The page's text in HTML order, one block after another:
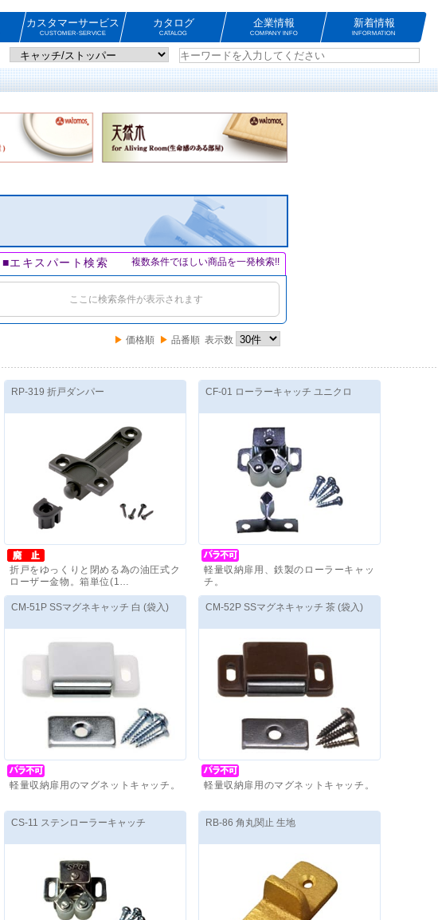
カスタマーサービス
CUSTOMER-SERVICE
カタログ
CATALOG
企業情報
COMPANY INFO
新着情報
INFORMATION
■エキスパート検索 複数条件でほしい商品を一発検索!!
ここに検索条件が表示されます
▶ 価格順 ▶ 品番順 表示数
RP-319 折戸ダンパー
折戸をゆっくりと閉める為の油圧式ク
ローザー金物。箱単位(1…
価格(税抜)：1,400円～
CF-01 ローラーキャッチ ユニクロ
軽量収納扉用、鉄製のローラーキャッ
チ。
価格(税抜)：145 円～
CM-51P SSマグネキャッチ 白 (袋入)
軽量収納扉用のマグネットキャッチ。
価格(税抜)：290 円～
CM-52P SSマグネキャッチ 茶 (袋入)
軽量収納扉用のマグネットキャッチ。
価格(税抜)：340円～
CS-11 ステンローラーキャッチ RB-86 角丸関止 生地